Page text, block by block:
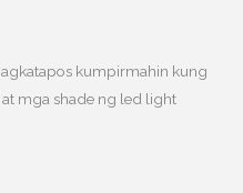
kumpirmahin kung
mga shade ng led light